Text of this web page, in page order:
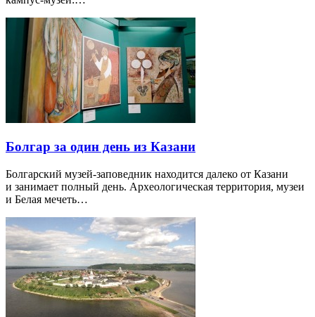
Болгар за один день из Казани
Болгарский музей-заповедник находится далеко от Казани
и занимает полный день. Археологическая территория, музеи
и Белая мечеть…